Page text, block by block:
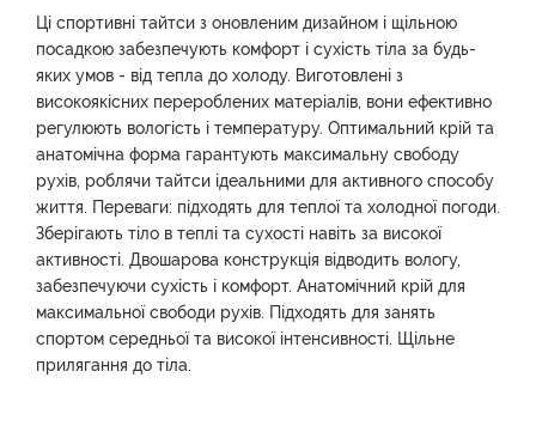
Ці спортивні тайтси з оновленим дизайном і щільною
посадкою забезпечують комфорт і сухість тіла за будь-
яких умов - від тепла до холоду. Виготовлені з
високоякісних перероблених матеріалів, вони ефективно
регулюють вологість і температуру. Оптимальний крій та
анатомічна форма гарантують максимальну свободу
рухів, роблячи тайтси ідеальними для активного способу
життя. Переваги: підходять для теплої та холодної погоди.
Зберігають тіло в теплі та сухості навіть за високої
активності. Двошарова конструкція відводить вологу,
забезпечуючи сухість і комфорт. Анатомічний крій для
максимальної свободи рухів. Підходять для занять
спортом середньої та високої інтенсивності. Щільне
прилягання до тіла.